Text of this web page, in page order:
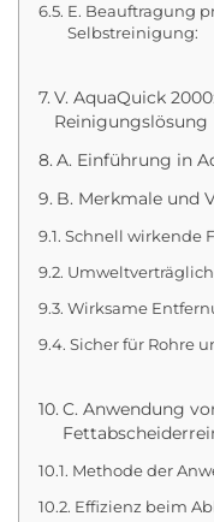
E. Beauftragung
Selbstreinigung:
V. AquaQuick
Reinigungslösung
A. Einführung in
B. Merkmale und
Schnell wirkende
Wirksame
Sicher für Rohre
C. Anwendung
Methode der
Effizienz beim